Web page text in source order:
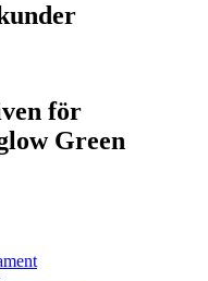
för
Green